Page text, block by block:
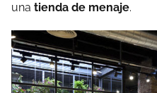
una tienda de menaje.